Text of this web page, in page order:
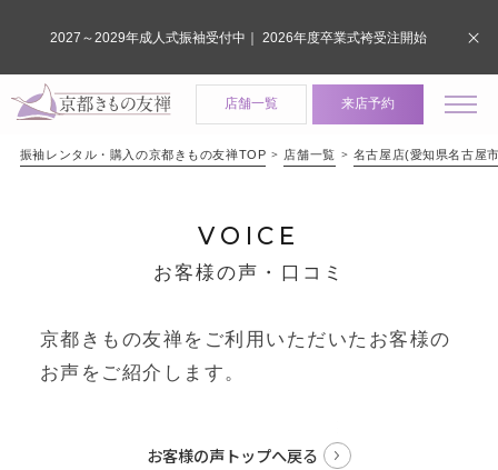
店舗一覧 来店予約
振袖レンタル・購入の京都きもの友禅TOP 店舗一覧 名古屋店(愛知県名古屋
VOICE
お客様の声・口コミ
京都きもの友禅をご利用いただいたお客様の
お声をご紹介します。
お客様の声トップへ戻る
2027～2029年成人式振袖受付中｜ 2026年度卒業式袴受注開始